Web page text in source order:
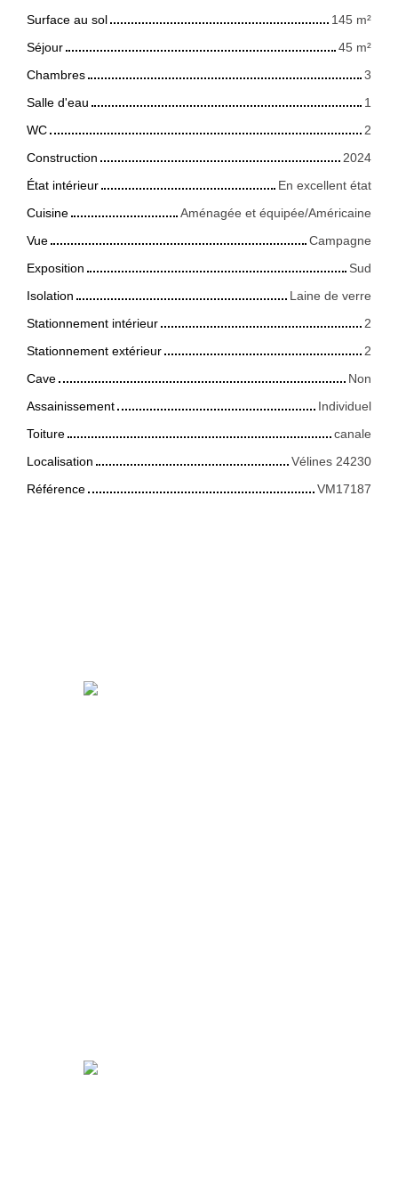
Surface au sol
145 m²
Séjour
45 m²
Chambres
3
Salle d'eau
1
WC
2
Construction
2024
État intérieur
En excellent état
Cuisine
Aménagée et équipée/Américaine
Vue
Campagne
Exposition
Sud
Isolation
Laine de verre
Stationnement intérieur
2
Stationnement extérieur
2
Cave
Non
Assainissement
Individuel
Toiture
canale
Localisation
Vélines 24230
Référence
VM17187